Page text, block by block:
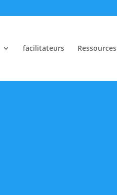
facilitateurs Ressources